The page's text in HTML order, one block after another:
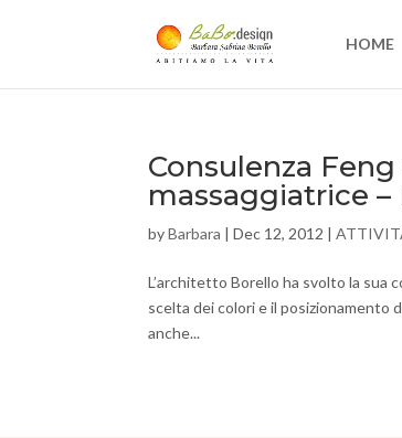
HOME
Consulenza
massaggiatrice –
byBarbara |Dec 12, 2012 |
L’architetto Borello ha svolto la sua
scelta dei colori e il posizionamento
anche...